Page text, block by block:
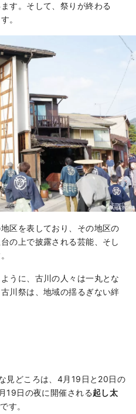
す。そして、祭りが終わる
。
区を表しており、その地区の
の上で披露される芸能、そし
うに、古川の人々は一丸とな
川祭は、地域の揺るぎない絆
見どころは、4月19日と20日の
月19日の夜に開催される起し太
です。